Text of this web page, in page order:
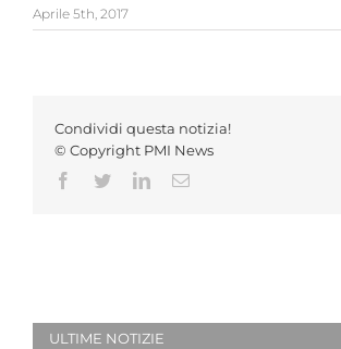
Aprile 5th, 2017
Condividi questa notizia!
© Copyright PMI News
Facebook
TwitterLinkedInEmail
ULTIME NOTIZIE